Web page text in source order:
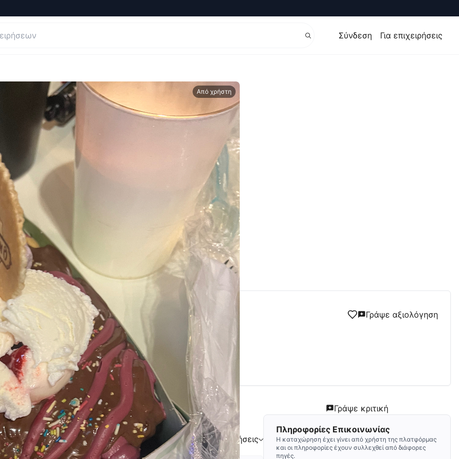
Σύνδεση Για επιχειρήσεις
Από χρήστη
Δες Αξιολογήσεις και Κριτικές για Gellissimo Lava Spot Larissa Γράψε αξιολόγηση
SPOT LARISSA
Όλες οι αξιολογήσεις
Γράψε κριτική
Πληροφορίες Επικοινωνίας
Η καταχώρηση έχει γίνει από χρήστη της πλατφόρμας
και οι πληροφορίες έχουν συλλεχθεί από διάφορες
πηγές.